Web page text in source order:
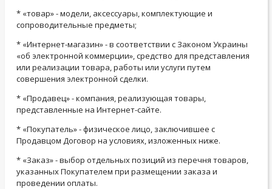
* «товар» - модели, аксессуары, комплектующие и
сопроводительные предметы;
* «Интернет-магазин» - в соответствии с Законом Украины
«об электронной коммерции», средство для представления
или реализации товара, работы или услуги путем
совершения электронной сделки.
* «Продавец» - компания, реализующая товары,
представленные на Интернет-сайте.
* «Покупатель» - физическое лицо, заключившее с
Продавцом Договор на условиях, изложенных ниже.
* «Заказ» - выбор отдельных позиций из перечня товаров,
указанных Покупателем при размещении заказа и
проведении оплаты.